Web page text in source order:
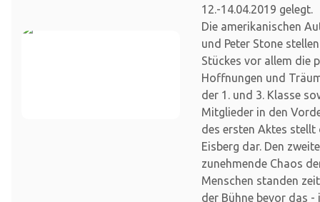
12.-14.04.2019 gelegt.
Die amerikanischen
und Peter Stone
Stückes vor allem die
Hoffnungen und
der 1. und 3. Klasse
Mitglieder in den
des ersten Aktes
Eisberg dar. Den
zunehmende Chaos
Menschen standen
der Bühne bevor das